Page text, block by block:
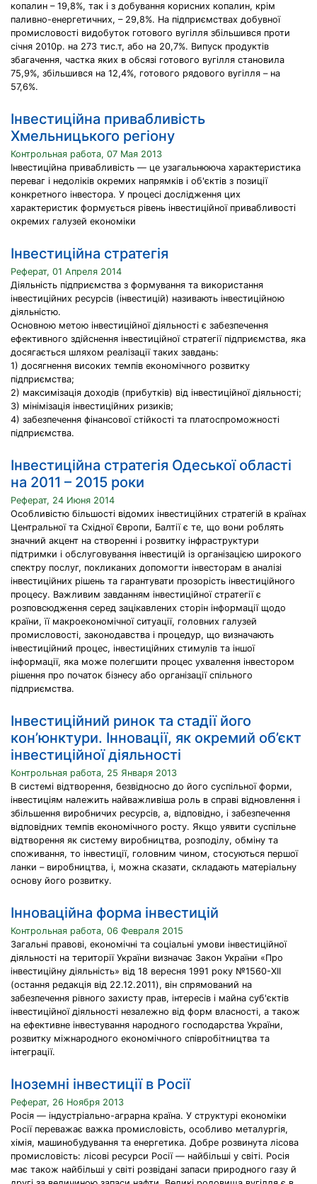
копалин – 19,8%, так і з добування корисних копалин, крім
паливно-енергетичних, – 29,8%. На підприємствах добувної
промисловості видобуток готового вугілля збільшився проти
січня 2010р. на 273 тис.т, або на 20,7%. Випуск продуктів
збагачення, частка яких в обсязі готового вугілля становила
75,9%, збільшився на 12,4%, готового рядового вугілля – на
57,6%.
Інвестиційна привабливість
Хмельницького регіону
Контрольная работа, 07 Мая 2013
Інвестиційна привабливість — це узагальнююча характеристика
переваг і недоліків окремих напрямків і об'єктів з позиції
конкретного інвестора. У процесі дослідження цих
характеристик формується рівень інвестиційної привабливості
окремих галузей економіки
Інвестиційна стратегія
Реферат, 01 Апреля 2014
Діяльність підприємства з формування та використання
інвестиційних ресурсів (інвестицій) називають інвестиційною
діяльністю.
Основною метою інвестиційної діяльності є забезпечення
ефективного здійснення інвестиційної стратегії підприємства, яка
досягається шляхом реалізації таких завдань:
1) досягнення високих темпів економічного розвитку
підприємства;
2) максимізація доходів (прибутків) від інвестиційної діяльності;
3) мінімізація інвестиційних ризиків;
4) забезпечення фінансової стійкості та платоспроможності
підприємства.
Інвестиційна стратегія Одеської області
на 2011 – 2015 роки
Реферат, 24 Июня 2014
Особливістю більшості відомих інвестиційних стратегій в країнах
Центральної та Східної Європи, Балтії є те, що вони роблять
значний акцент на створенні і розвитку інфраструктури
підтримки і обслуговування інвестицій із організацією широкого
спектру послуг, покликаних допомогти інвесторам в аналізі
інвестиційних рішень та гарантувати прозорість інвестиційного
процесу. Важливим завданням інвестиційної стратегії є
розповсюдження серед зацікавлених сторін інформації щодо
країни, її макроекономічної ситуації, головних галузей
промисловості, законодавства і процедур, що визначають
інвестиційний процес, інвестиційних стимулів та іншої
інформації, яка може полегшити процес ухвалення інвестором
рішення про початок бізнесу або організації спільного
підприємства.
Інвестиційний ринок та стадії його
кон’юнктури. Інновації, як окремий об’єкт
інвестиційної діяльності
Контрольная работа, 25 Января 2013
В системі відтворення, безвідносно до його суспільної форми,
інвестиціям належить найважливіша роль в справі відновлення і
збільшення виробничих ресурсів, а, відповідно, і забезпечення
відповідних темпів економічного росту. Якщо уявити суспільне
відтворення як систему виробництва, розподілу, обміну та
споживання, то інвестиції, головним чином, стосуються першої
ланки – виробництва, і, можна сказати, складають матеріальну
основу його розвитку.
Інноваційна форма інвестицій
Контрольная работа, 06 Февраля 2015
Загальні правові, економічні та соціальні умови інвестиційної
діяльності на території України визначає Закон України «Про
інвестиційну діяльність» від 18 вересня 1991 року №1560-XII
(остання редакція від 22.12.2011), він спрямований на
забезпечення рівного захисту прав, інтересів і майна суб'єктів
інвестиційної діяльності незалежно від форм власності, а також
на ефективне інвестування народного господарства України,
розвитку міжнародного економічного співробітництва та
інтеграції.
Іноземні інвестиції в Росії
Реферат, 26 Ноября 2013
Росія — індустріально-аграрна країна. У структурі економіки
Росії переважає важка промисловість, особливо металургія,
хімія, машинобудування та енергетика. Добре розвинута лісова
промисловість: лісові ресурси Росії — найбільші у світі. Росія
має також найбільші у світі розвідані запаси природного газу й